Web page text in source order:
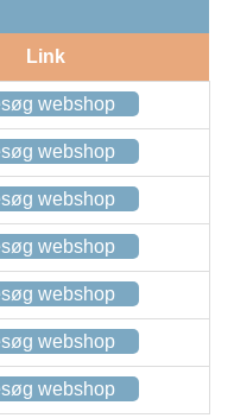
Link
webshop
webshop
webshop
webshop
webshop
webshop
webshop